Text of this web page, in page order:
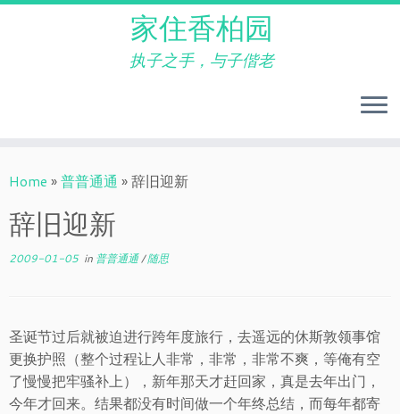
to
家住香柏园
执子之手，与子偕老
Home »普普通通 »辞旧迎新
辞旧迎新
2009-01-05in 普普通通/随思
圣诞节过后就被迫进行跨年度旅行，去遥远的休斯敦领事馆
更换护照（整个过程让人非常，非常，非常不爽，等俺有空
了慢慢把牢骚补上），新年那天才赶回家，真是去年出门，
今年才回来。结果都没有时间做一个年终总结，而每年都寄